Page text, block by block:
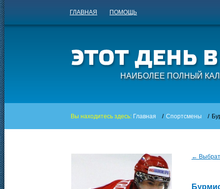
ГЛАВНАЯ ПОМОЩЬ
НАИБОЛЕЕ ПОЛНЫЙ
Вы находитесь здесь: Главная / Спортсмены /
←